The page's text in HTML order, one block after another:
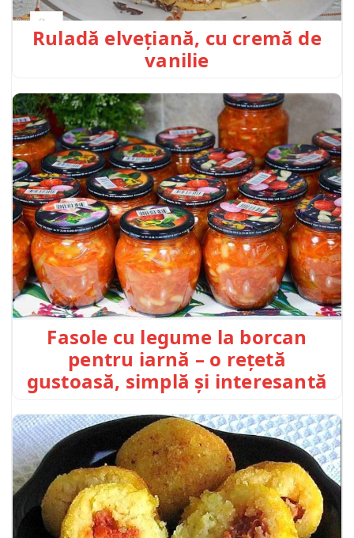
Ruladă elvețiană, cu cremă de
vanilie
Fasole cu legume la borcan
pentru iarnă – o rețetă
gustoasă, simplă și interesantă